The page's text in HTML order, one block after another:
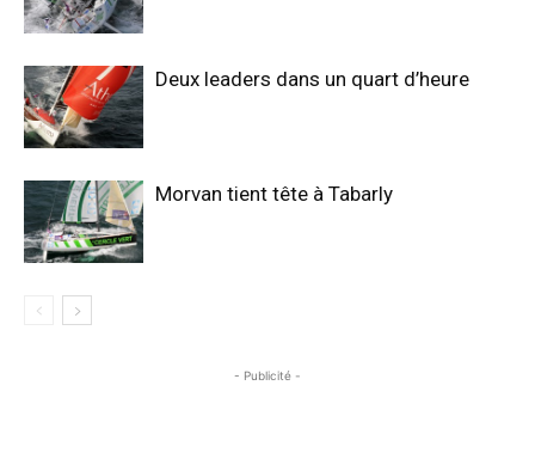
Deux leaders dans un quart d’heure
Morvan tient tête à Tabarly
- Publicité -